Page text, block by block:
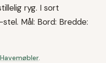
ryg. I sort
Mål: Bord: Bredde:
Havemøbler.